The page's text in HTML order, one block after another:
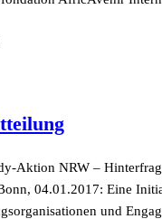
Aktion NRW –
04.01.2017: Eine
und